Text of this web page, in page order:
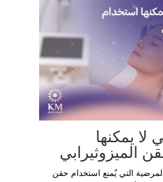
لا يمكنها
الميزوثيرابي
التي يُمنع استخدام حقن